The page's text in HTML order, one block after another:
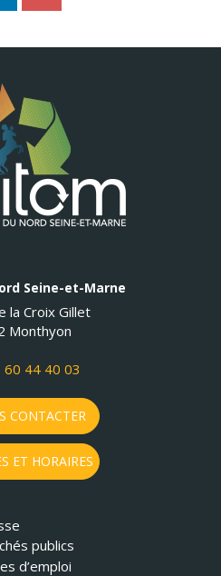
Seine-et-Marne
la Croix Gillet
Monthyon
60 44 40 03
CONTACTER
ET HORAIRES
publics
d’emploi